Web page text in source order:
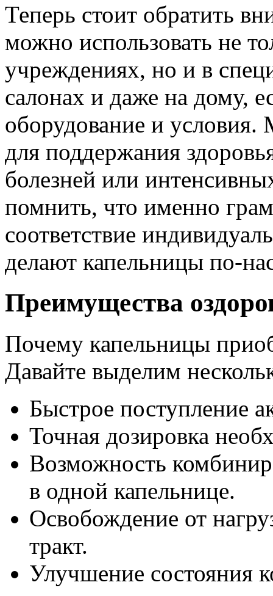
Теперь стоит обратить
можно использовать не
учреждениях, но и в
салонах и даже на дому,
оборудование и
для поддержания
болезней или
помнить, что именно
соответствие
делают капельницы по-
Преимущества
Почему капельницы
Давайте выделим
Быстрое поступление
Точная дозировка
Возможность
в одной капельнице.
Освобождение от
тракт.
Улучшение состояния